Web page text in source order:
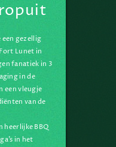
een gezellig
Lunet in
fanatiek in 3
in de
een vleugje
van de
heerlijke BBQ
in het
wij een
voor
& retail en
nét even
uit gebouwen
van ons